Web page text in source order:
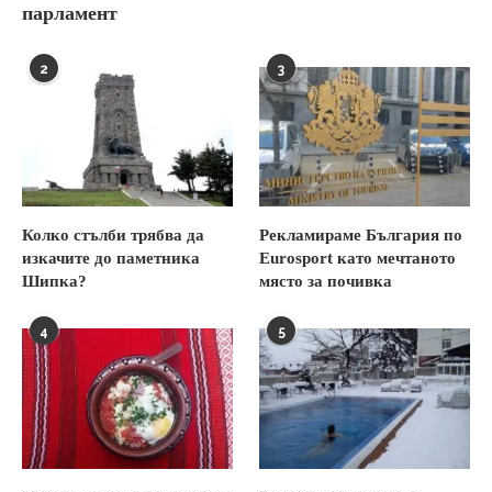
парламент
2
Колко стълби трябва да
изкачите до паметника
Шипка?
3
Рекламираме България по
Eurosport като мечтаното
място за почивка
4 5